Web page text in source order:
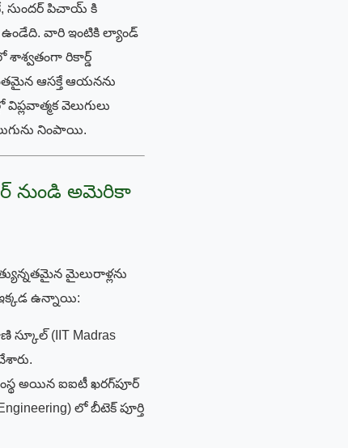
సుందర్ పిచాయ్ కి
ఉండేది. వారి ఇంటికి ల్యాండ్
రికార్డ్
ఆసక్తే ఆయనను
వెలుగులు
నింపాయి.
నుండి అమెరికా
మైలురాళ్లను
ఉన్నాయి:
(IIT Madras
అయిన ఐఐటీ ఖరగ్‌పూర్
లో బీటెక్ పూర్తి